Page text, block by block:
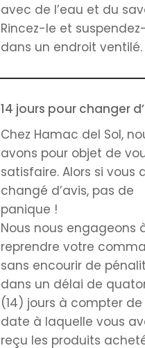
avec de l’eau et du
Rincez-le et
dans un endroit ventilé.
14 jours pour changer
Chez Hamac del Sol,
avons pour objet de
satisfaire. Alors si vous
changé d’avis, pas de
panique !
Nous nous engageons
reprendre votre
sans encourir de
dans un délai de
(14) jours à compter de
date à laquelle vous
reçu les produits